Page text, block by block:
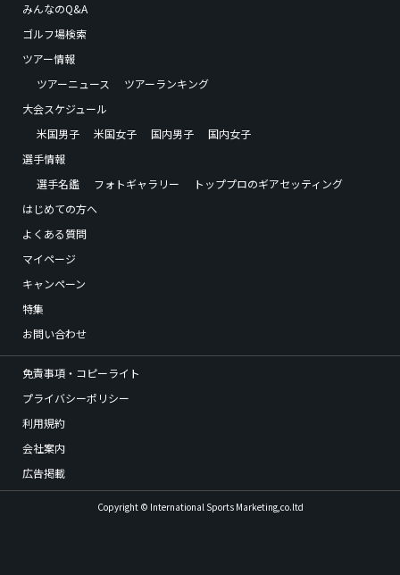
みんなのQ&A
ゴルフ場検索
ツアー情報
ツアーニュース
ツアーランキング
大会スケジュール
米国男子
米国女子 国内男子
国内女子
選手情報
選手名鑑
フォトギャラリー
トッププロのギアセッティング
はじめての方へ
よくある質問
マイページ
キャンペーン
特集
お問い合わせ
免責事項・コピーライト
プライバシーポリシー
利用規約
会社案内
広告掲載
Copyright © International Sports Marketing,co.ltd